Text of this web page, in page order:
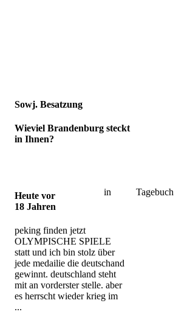
Sowj. Besatzung
Wieviel Brandenburg steckt
in Ihnen?
Heute vor
18 Jahren
in
peking finden jetzt
OLYMPISCHE SPIELE
statt und ich bin stolz über
jede medailie die deutschand
gewinnt. deutschland steht
mit an vorderster stelle. aber
es herrscht wieder krieg im
...
Tagebuch